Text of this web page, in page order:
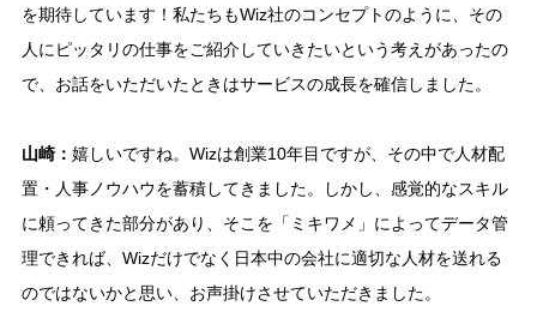
を期待しています！私たちもWiz社のコンセプトのように、その
人にピッタリの仕事をご紹介していきたいという考えがあったの
で、お話をいただいたときはサービスの成長を確信しました。
山崎： 嬉しいですね。Wizは創業10年目ですが、その中で人材配
置・人事ノウハウを蓄積してきました。しかし、感覚的なスキル
に頼ってきた部分があり、そこを「ミキワメ」によってデータ管
理できれば、Wizだけでなく日本中の会社に適切な人材を送れる
のではないかと思い、お声掛けさせていただきました。